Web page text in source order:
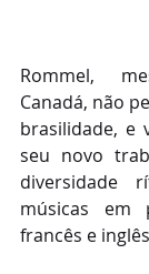
Rommel,
Canadá, não
brasilidade, e
seu novo
diversidade
músicas em
francês e